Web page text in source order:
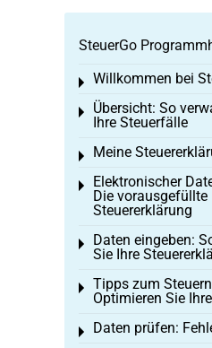
SteuerGo
Willkommen bei
Toggle menu
Übersicht: So
Ihre Steuerfälle
Toggle menu
Meine
Toggle menu
Elektronischer
Die vorausgefüllte
Steuererklärung
Toggle menu
Daten eingeben:
Sie Ihre
Toggle menu
Tipps zum
Optimieren Sie
Toggle menu
Daten prüfen:
Toggle menu